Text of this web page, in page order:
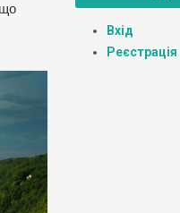
Вхід
Реєстрація